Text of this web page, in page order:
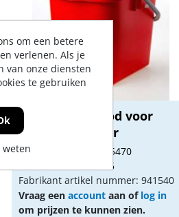
Mopemmer rood voor
mopwagen 25ltr
Artikelnummer: 1855470
Gtin: 8715268415405
Fabrikant artikel nummer: 941540
Vraag eenaccount aan of log in
om prijzen te kunnen zien.
om een betere
verlenen. Als je
van onze diensten
te gebruiken
weten